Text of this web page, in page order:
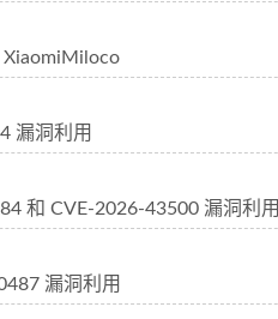
XiaomiMiloco
漏洞利用
和 CVE-2026-43500 漏洞利用
漏洞利用